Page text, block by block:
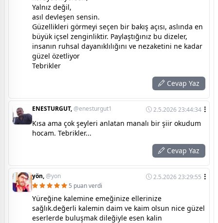
Yalnız değil,
asıl devleşen sensin.
​Güzellikleri görmeyi seçen bir bakış açısı, aslında en
büyük içsel zenginliktir. Paylaştığınız bu dizeler,
insanın ruhsal dayanıklılığını ve nezaketini ne kadar
güzel özetliyor
Tebrikler
Cevap Yaz
ENESTURGUT,@enesturgut1 2.5.2026 23:44:34
Kısa ama çok şeyleri anlatan manalı bir şiir okudum
hocam. Tebrikler...
Cevap Yaz
yön,@yon
2.5.2026 23:29:55
5 puan verdi
Yüreğine kalemine emeğinize ellerinize
sağlık.değerli kalemin daim ve kaim olsun nice güzel
eserlerde buluşmak dileğiyle esen kalin